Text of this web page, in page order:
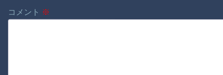
コメント ※